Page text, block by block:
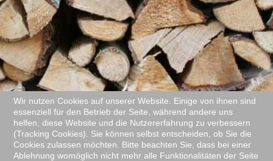
Wir nutzen Cookies auf unserer Website. Einige von ihnen sind
essenziell für den Betrieb der Seite, während andere uns
helfen, diese Website und die Nutzererfahrung zu verbessern
(Tracking Cookies). Sie können selbst entscheiden, ob Sie die
Cookies zulassen möchten. Bitte beachten Sie, dass bei einer
Ablehnung womöglich nicht mehr alle Funktionalitäten der Seite